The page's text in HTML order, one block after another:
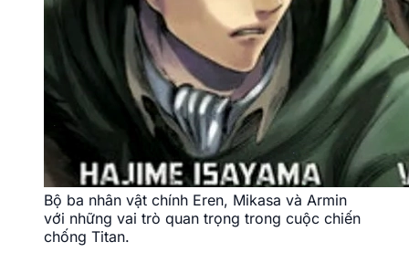
Bộ ba nhân vật chính Eren, Mikasa và Armin
với những vai trò quan trọng trong cuộc chiến
chống Titan.